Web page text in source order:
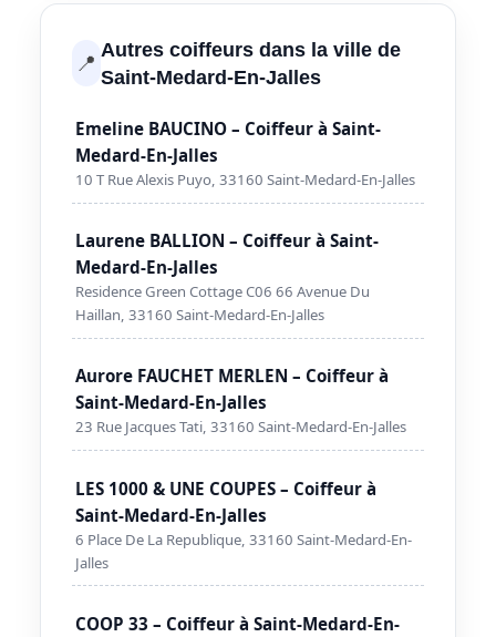
📍 Autres coiffeurs dans la ville de
Saint-Medard-En-Jalles
Emeline BAUCINO – Coiffeur à Saint-
Medard-En-Jalles
10 T Rue Alexis Puyo, 33160 Saint-Medard-En-Jalles
Laurene BALLION – Coiffeur à Saint-
Medard-En-Jalles
Residence Green Cottage C06 66 Avenue Du
Haillan, 33160 Saint-Medard-En-Jalles
Aurore FAUCHET MERLEN – Coiffeur à
Saint-Medard-En-Jalles
23 Rue Jacques Tati, 33160 Saint-Medard-En-Jalles
LES 1000 & UNE COUPES – Coiffeur à
Saint-Medard-En-Jalles
6 Place De La Republique, 33160 Saint-Medard-En-
Jalles
COOP 33 – Coiffeur à Saint-Medard-En-